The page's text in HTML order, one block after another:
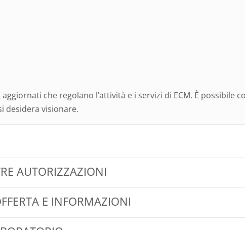
che regolano l’attività e i servizi di ECM. È possibile
desidera visionare.
AUTORIZZAZIONI
E INFORMAZIONI